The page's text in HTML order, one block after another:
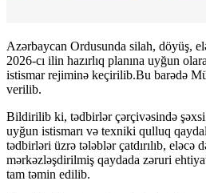
Azərbaycan Ordusunda silah, döyüş,
2026-cı ilin hazırlıq planına uyğun
istismar rejiminə keçirilib.Bu barədə
verilib.
Bildirilib ki, tədbirlər çərçivəsində
uyğun istismarı və texniki qulluq
tədbirləri üzrə tələblər çatdırılıb, eləcə
mərkəzləşdirilmiş qaydada zəruri
tam təmin edilib.